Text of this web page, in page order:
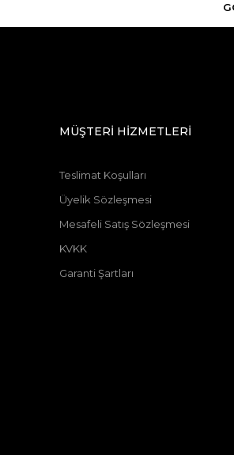
MÜŞTERİ HİZMETLERİ
Teslimat Koşulları
Üyelik Sözleşmesi
Mesafeli Satış Sözleşmesi
KVKK
Garanti Şartları